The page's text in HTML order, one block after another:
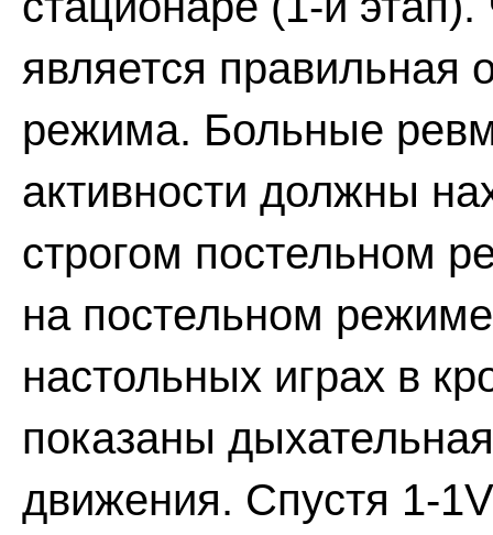
является правильная
режима. Больные
активности должны
строгом постельном
на постельном
настольных играх в
показаны
движения. Спустя 1-